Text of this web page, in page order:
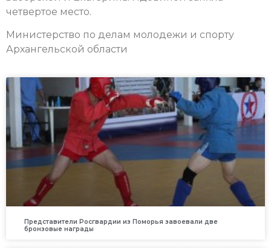
четвертое место.
Министерство по делам молодежи и спорту
Архангельской области
Представители Росгвардии из Поморья завоевали две
бронзовые награды